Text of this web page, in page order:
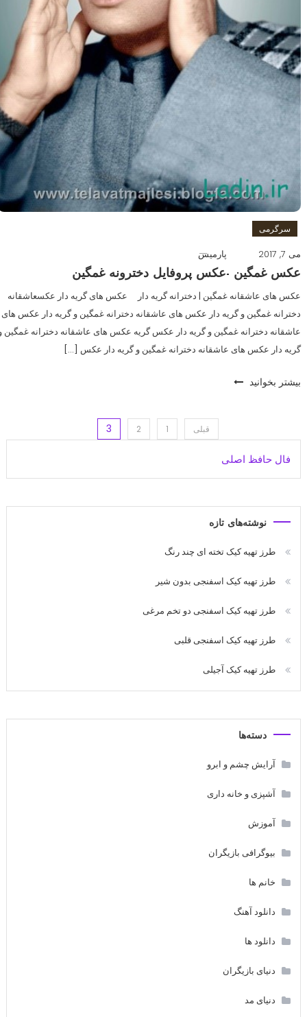
سرگرمی
می 7, 2017
پارمیس
عکس غمگین -عکس پروفایل دخترونه غمگین
عکس های عاشقانه غمگین | دخترانه گریه دار عکس های گریه دار عکسعاشقانه
دخترانه غمگین و گریه دار عکس های عاشقانه دخترانه غمگین و گریه دار عکس های
عاشقانه دخترانه غمگین و گریه دار عکس گریه عکس های عاشقانه دخترانه غمگین
گریه دار عکس های عاشقانه دخترانه غمگین و گریه دار عکس […]
بیشتر بخوانید
قبلی 1
2
3
فال حافظ اصلی
نوشته‌های تازه
طرز تهیه کیک تخته ای چند رنگ
طرز تهیه کیک اسفنجی بدون شیر
طرز تهیه کیک اسفنجی دو تخم مرغی
طرز تهیه کیک اسفنجی قلبی
طرز تهیه کیک آجیلی
دسته‌ها
آرایش چشم و ابرو
آشپزی و خانه داری
آموزش
بیوگرافی بازیگران
خانم ها
دانلود آهنگ
دانلود ها
دنیای بازیگران
دنیای مد